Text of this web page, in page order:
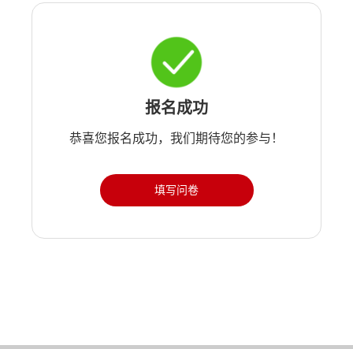
报名成功
恭喜您报名成功，我们期待您的参与！
填写问卷